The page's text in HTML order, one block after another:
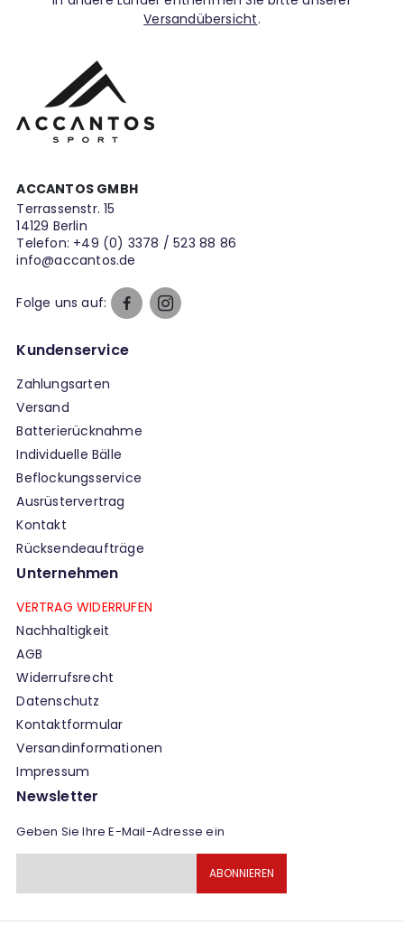
Versandübersicht.
ACCANTOS GMBH
Terrassenstr. 15
14129 Berlin
Telefon: +49 (0) 3378 / 523 88 86
info@accantos.de
Folge uns auf:
Kundenservice
Zahlungsarten
Versand
Batterierücknahme
Individuelle Bälle
Beflockungsservice
Ausrüstervertrag
Kontakt
Rücksendeaufträge
Unternehmen
VERTRAG WIDERRUFEN
Nachhaltigkeit
AGB
Widerrufsrecht
Datenschutz
Kontaktformular
Versandinformationen
Impressum
Newsletter
Geben Sie Ihre E-Mail-Adresse ein
sich
ABONNIEREN